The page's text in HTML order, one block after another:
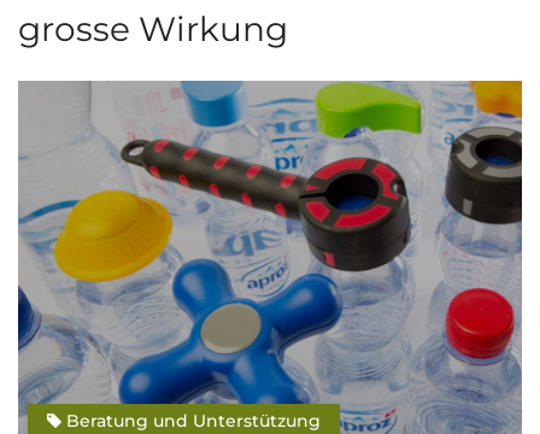
grosse Wirkung
Beratung und Unterstützung